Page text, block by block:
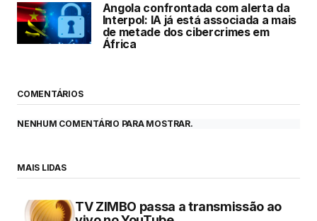
Angola confrontada com alerta da
Interpol: IA já está associada a mais
de metade dos cibercrimes em
África
COMENTÁRIOS
NENHUM COMENTÁRIO PARA MOSTRAR.
MAIS LIDAS
TV ZIMBO passa a transmissão ao